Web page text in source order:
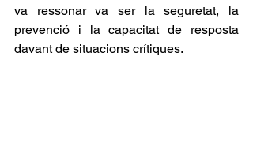
va ressonar va ser la seguretat, la
prevenció i la capacitat de resposta
davant de situacions crítiques.